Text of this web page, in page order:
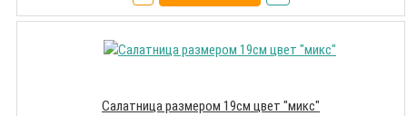
Салатница размером 19см цвет "микс"